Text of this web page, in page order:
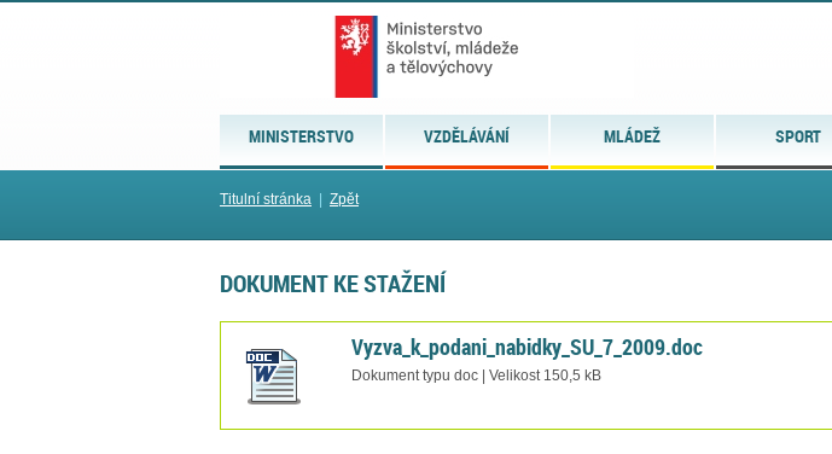
MINISTERSTVO VZDĚLÁVÁNÍ MLÁDEŽ SPORT
Titulní stránka Zpět
DOKUMENT KE STAŽENÍ
Vyzva_k_podani_nabidky_SU_7_2009.doc
Dokument typu doc | Velikost 150,5 kB